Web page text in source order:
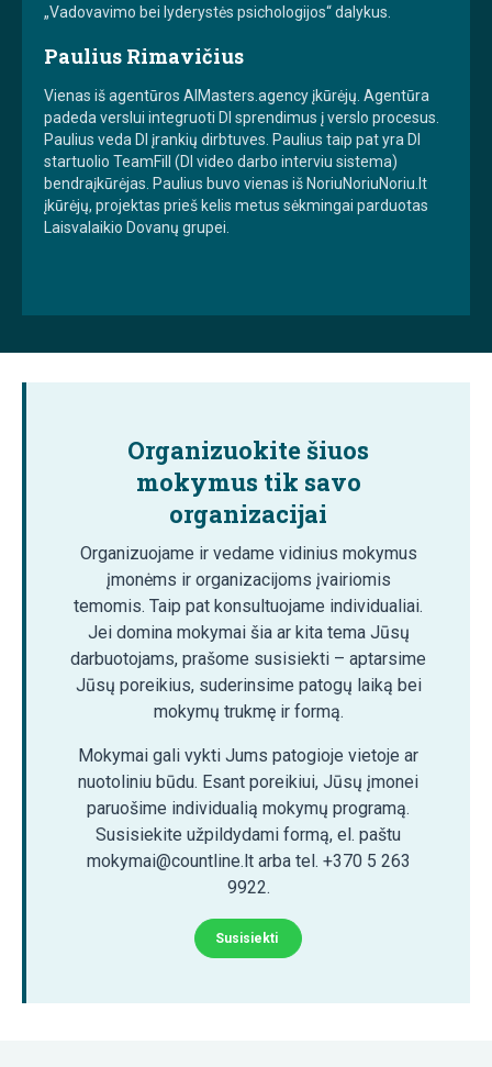
„Vadovavimo bei lyderystės psichologijos“ dalykus.
Paulius Rimavičius
Vienas iš agentūros AIMasters.agency įkūrėjų. Agentūra
padeda verslui integruoti DI sprendimus į verslo procesus.
Paulius veda DI įrankių dirbtuves. Paulius taip pat yra DI
startuolio TeamFill (DI video darbo interviu sistema)
bendraįkūrėjas. Paulius buvo vienas iš NoriuNoriuNoriu.lt
įkūrėjų, projektas prieš kelis metus sėkmingai parduotas
Laisvalaikio Dovanų grupei.
Organizuokite šiuos
mokymus tik savo
organizacijai
Organizuojame ir vedame vidinius mokymus
įmonėms ir organizacijoms įvairiomis
temomis. Taip pat konsultuojame individualiai.
Jei domina mokymai šia ar kita tema Jūsų
darbuotojams, prašome susisiekti – aptarsime
Jūsų poreikius, suderinsime patogų laiką bei
mokymų trukmę ir formą.
Mokymai gali vykti Jums patogioje vietoje ar
nuotoliniu būdu. Esant poreikiui, Jūsų įmonei
paruošime individualią mokymų programą.
Susisiekite užpildydami formą, el. paštu
mokymai@countline.lt arba tel. +370 5 263
9922.
Susisiekti